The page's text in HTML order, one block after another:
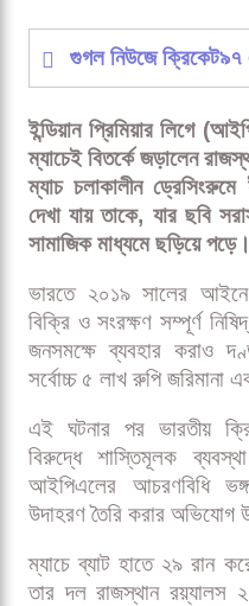
গুগল নিউজে
ইন্ডিয়ান প্রিমিয়ার লিগে
ম্যাচেই বিতর্কে জড়ালেন
ম্যাচ চলাকালীন
দেখা যায় তাকে, যার ছবি
সামাজিক মাধ্যমে ছড়িয়ে পড়ে।
ভারতে ২০১৯ সালের আইনে
বিক্রি ও সংরক্ষণ সম্পূর্ণ
জনসমক্ষে ব্যবহার করাও
সর্বোচ্চ ৫ লাখ রুপি জরিমানা
এই ঘটনার পর ভারতীয়
বিরুদ্ধে শাস্তিমূলক
আইপিএলের আচরণবিধি
উদাহরণ তৈরি করার অভিযোগ
ম্যাচে ব্যাট হাতে ২৯ রান
তার দল রাজস্থান রয়্যালস